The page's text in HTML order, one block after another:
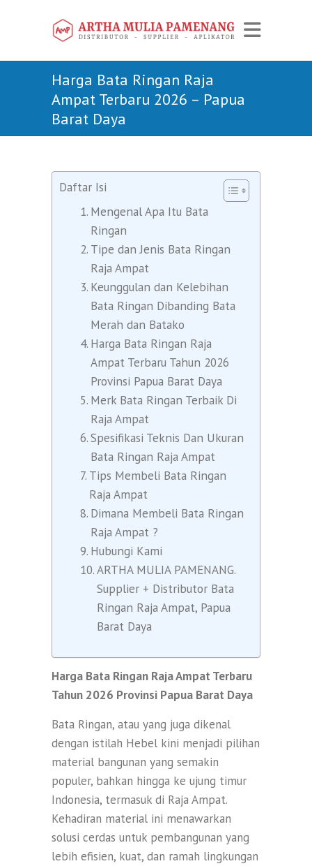
Harga Bata Ringan Raja
Ampat Terbaru 2026 – Papua
Barat Daya
Daftar Isi
Mengenal Apa Itu Bata
Ringan
Tipe dan Jenis Bata Ringan
Raja Ampat
Keunggulan dan Kelebihan
Bata Ringan Dibanding Bata
Merah dan Batako
Harga Bata Ringan Raja
Ampat Terbaru Tahun 2026
Provinsi Papua Barat Daya
Merk Bata Ringan Terbaik Di
Raja Ampat
Spesifikasi Teknis Dan Ukuran
Bata Ringan Raja Ampat
Tips Membeli Bata Ringan
Raja Ampat
Dimana Membeli Bata Ringan
Raja Ampat ?
Hubungi Kami
ARTHA MULIA PAMENANG.
Supplier + Distributor Bata
Ringan Raja Ampat, Papua
Barat Daya
Harga Bata Ringan Raja Ampat Terbaru
Tahun 2026 Provinsi Papua Barat Daya
Bata Ringan, atau yang juga dikenal
dengan istilah Hebel kini menjadi pilihan
material bangunan yang semakin
populer, bahkan hingga ke ujung timur
Indonesia, termasuk di Raja Ampat.
Kehadiran material ini menawarkan
solusi cerdas untuk pembangunan yang
lebih efisien, kuat, dan ramah lingkungan